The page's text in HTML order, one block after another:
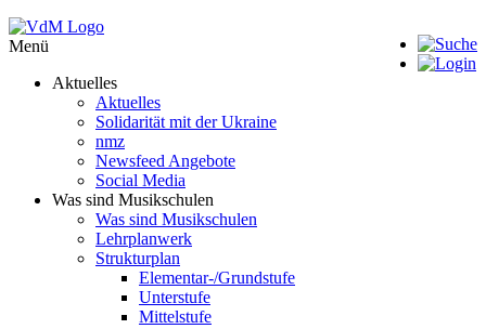
Menü
Aktuelles
Aktuelles
Solidarität mit der Ukraine
nmz
Newsfeed Angebote
Social Media
Was sind Musikschulen
Was sind Musikschulen
Lehrplanwerk
Strukturplan
Elementar-/Grundstufe
Unterstufe
Mittelstufe